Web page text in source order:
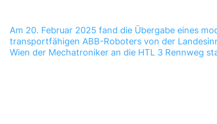
Am 20. Februar 2025 fand die Übergabe eines
transportfähigen ABB-Roboters von der
Wien der Mechatroniker an die HTL 3 Rennweg